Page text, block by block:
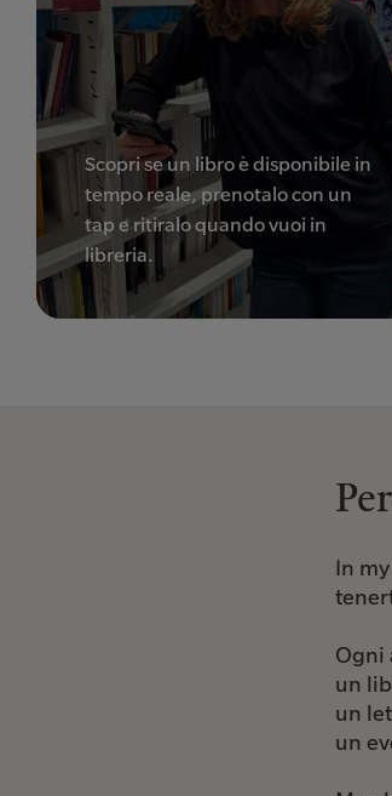
Scopri se un libro è disponibile in
tempo reale, prenotalo con un
tap e ritiralo quando vuoi in
libreria.
In
Ogni
un
un
un